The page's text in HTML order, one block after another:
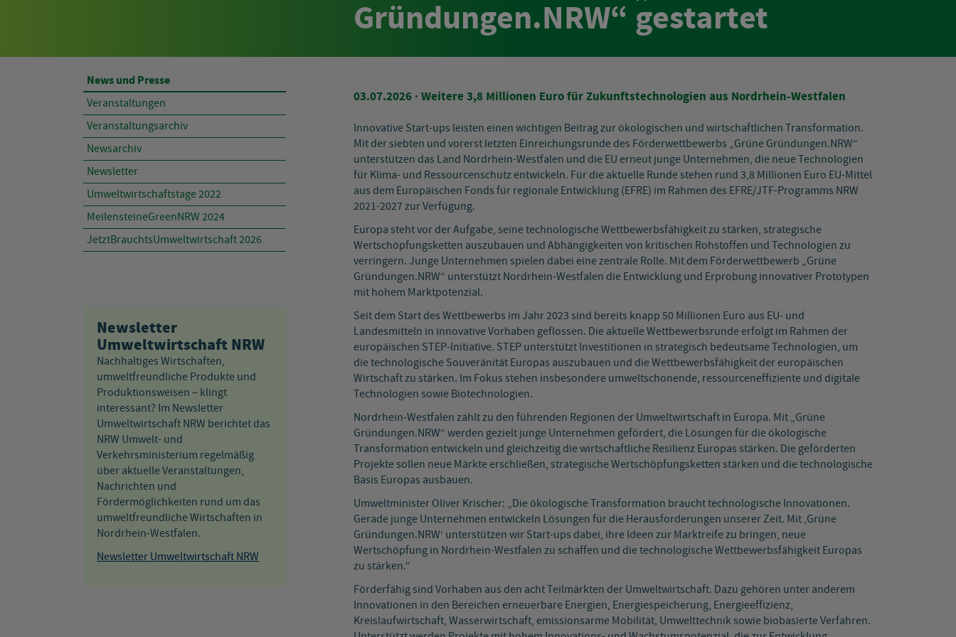
Gründungen.NRW“ gestartet
03.07.2026 · Weitere 3,8 Millionen Euro für Zukunftstechnologien aus Nordrhein-Westfalen
Innovative Start-ups leisten einen wichtigen Beitrag zur ökologischen und wirtschaftlichen Transformation.
Mit der siebten und vorerst letzten Einreichungsrunde des Förderwettbewerbs „Grüne Gründungen.NRW“
unterstützen das Land Nordrhein-Westfalen und die EU erneut junge Unternehmen, die neue Technologien
für Klima- und Ressourcenschutz entwickeln. Für die aktuelle Runde stehen rund 3,8 Millionen Euro EU-Mittel
aus dem Europäischen Fonds für regionale Entwicklung (EFRE) im Rahmen des EFRE/JTF-Programms NRW
2021-2027 zur Verfügung.
Europa steht vor der Aufgabe, seine technologische Wettbewerbsfähigkeit zu stärken, strategische
Wertschöpfungsketten auszubauen und Abhängigkeiten von kritischen Rohstoffen und Technologien zu
verringern. Junge Unternehmen spielen dabei eine zentrale Rolle. Mit dem Förderwettbewerb „Grüne
Gründungen.NRW“ unterstützt Nordrhein-Westfalen die Entwicklung und Erprobung innovativer Prototypen
mit hohem Marktpotenzial.
Seit dem Start des Wettbewerbs im Jahr 2023 sind bereits knapp 50 Millionen Euro aus EU- und
Landesmitteln in innovative Vorhaben geflossen. Die aktuelle Wettbewerbsrunde erfolgt im Rahmen der
europäischen STEP-Initiative. STEP unterstützt Investitionen in strategisch bedeutsame Technologien, um
die technologische Souveränität Europas auszubauen und die Wettbewerbsfähigkeit der europäischen
Wirtschaft zu stärken. Im Fokus stehen insbesondere umweltschonende, ressourceneffiziente und digitale
Technologien sowie Biotechnologien.
Nordrhein-Westfalen zählt zu den führenden Regionen der Umweltwirtschaft in Europa. Mit „Grüne
Gründungen.NRW“ werden gezielt junge Unternehmen gefördert, die Lösungen für die ökologische
Transformation entwickeln und gleichzeitig die wirtschaftliche Resilienz Europas stärken. Die geförderten
Projekte sollen neue Märkte erschließen, strategische Wertschöpfungsketten stärken und die technologische
Basis Europas ausbauen.
Umweltminister Oliver Krischer: „Die ökologische Transformation braucht technologische Innovationen.
Gerade junge Unternehmen entwickeln Lösungen für die Herausforderungen unserer Zeit. Mit ‚Grüne
Gründungen.NRW‘ unterstützen wir Start-ups dabei, ihre Ideen zur Marktreife zu bringen, neue
Wertschöpfung in Nordrhein-Westfalen zu schaffen und die technologische Wettbewerbsfähigkeit Europas
zu stärken.“
Förderfähig sind Vorhaben aus den acht Teilmärkten der Umweltwirtschaft. Dazu gehören unter anderem
Innovationen in den Bereichen erneuerbare Energien, Energiespeicherung, Energieeffizienz,
Kreislaufwirtschaft, Wasserwirtschaft, emissionsarme Mobilität, Umwelttechnik sowie biobasierte Verfahren.
News und Presse
Veranstaltungen
Veranstaltungsarchiv
Newsarchiv
Newsletter
Umweltwirtschaftstage 2022
MeilensteineGreenNRW 2024
JetztBrauchtsUmweltwirtschaft 2026
Newsletter
Umweltwirtschaft NRW
Nachhaltiges Wirtschaften,
umweltfreundliche Produkte und
Produktionsweisen – klingt
interessant? Im Newsletter
Umweltwirtschaft NRW berichtet das
NRW Umwelt- und
Verkehrsministerium regelmäßig
über aktuelle Veranstaltungen,
Nachrichten und
Fördermöglichkeiten rund um das
umweltfreundliche Wirtschaften in
Nordrhein-Westfalen.
Newsletter Umweltwirtschaft NRW